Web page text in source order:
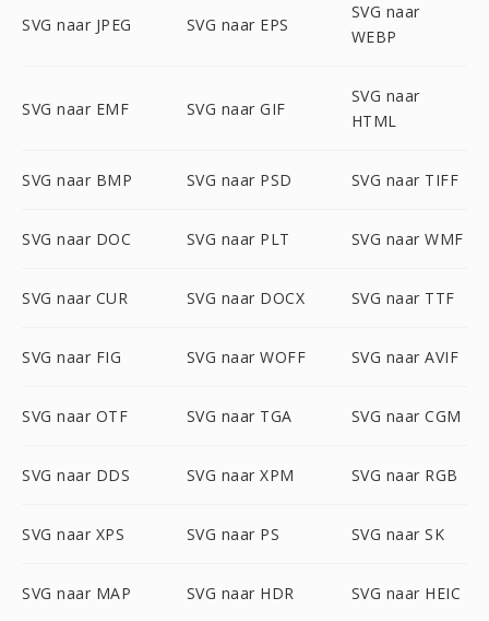
SVG naar JPEG SVG naar EPS
SVG naar
WEBP
SVG naar EMF SVG naar GIF
SVG naar
HTML
SVG naar BMP SVG naar PSD SVG naar TIFF
SVG naar DOC SVG naar PLT SVG naar WMF
SVG naar CUR SVG naar DOCX SVG naar TTF
SVG naar FIG SVG naar WOFF SVG naar AVIF
SVG naar OTF SVG naar TGA SVG naar CGM
SVG naar DDS SVG naar XPM SVG naar RGB
SVG naar XPS SVG naar PS SVG naar SK
SVG naar MAP SVG naar HDR SVG naar HEIC